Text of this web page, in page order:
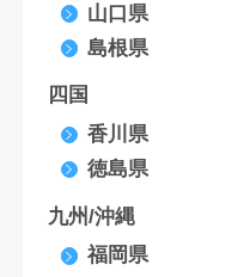
山口県
島根県
四国
香川県
徳島県
九州/沖縄
福岡県